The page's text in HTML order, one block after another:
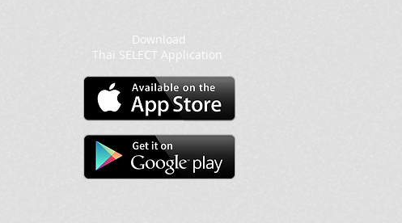
Download
Thai SELECT Application